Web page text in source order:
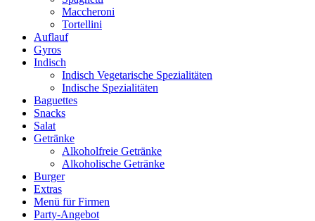
Maccheroni
Tortellini
Auflauf
Gyros
Indisch
Indisch Vegetarische Spezialitäten
Indische Spezialitäten
Baguettes
Snacks
Salat
Getränke
Alkoholfreie Getränke
Alkoholische Getränke
Burger
Extras
Menü für Firmen
Party-Angebot